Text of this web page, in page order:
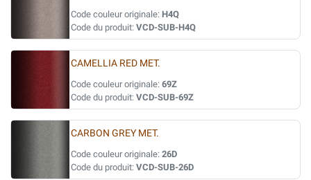
Code couleur originale: H4Q
Code du produit: VCD-SUB-H4Q
CAMELLIA RED MET.
Code couleur originale: 69Z
Code du produit: VCD-SUB-69Z
CARBON GREY MET.
Code couleur originale: 26D
Code du produit: VCD-SUB-26D